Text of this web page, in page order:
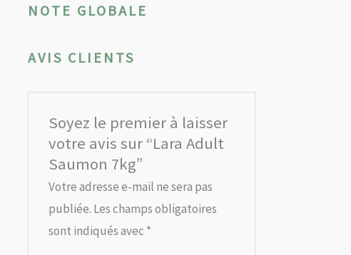
NOTE GLOBALE
AVIS CLIENTS
Soyez le premier à laisser
votre avis sur “Lara Adult
Saumon 7kg”
Votre adresse e-mail ne sera pas
publiée. Les champs obligatoires
sont indiqués avec *